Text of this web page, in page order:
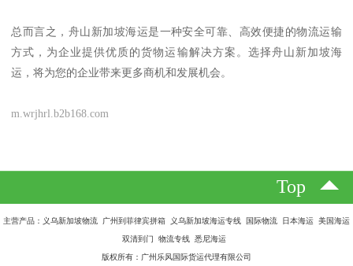
总而言之，舟山新加坡海运是一种安全可靠、高效便捷的物流运输
方式，为企业提供优质的货物运输解决方案。选择舟山新加坡海
运，将为您的企业带来更多商机和发展机会。
m.wrjhrl.b2b168.com
Top
主营产品：义乌新加坡物流 广州到菲律宾拼箱 义乌新加坡海运专线 国际物流 日本海运 美国海运
双清到门 物流专线 悉尼海运
版权所有：广州乐风国际货运代理有限公司